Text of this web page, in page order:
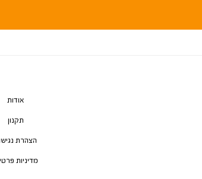
אודות
תקנון
הצהרת
מדיניות